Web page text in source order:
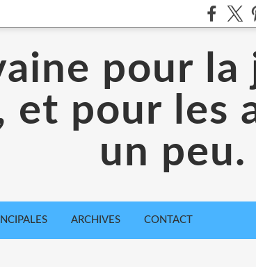
pour la
et pour les
un peu.
ARCHIVES CONTACT